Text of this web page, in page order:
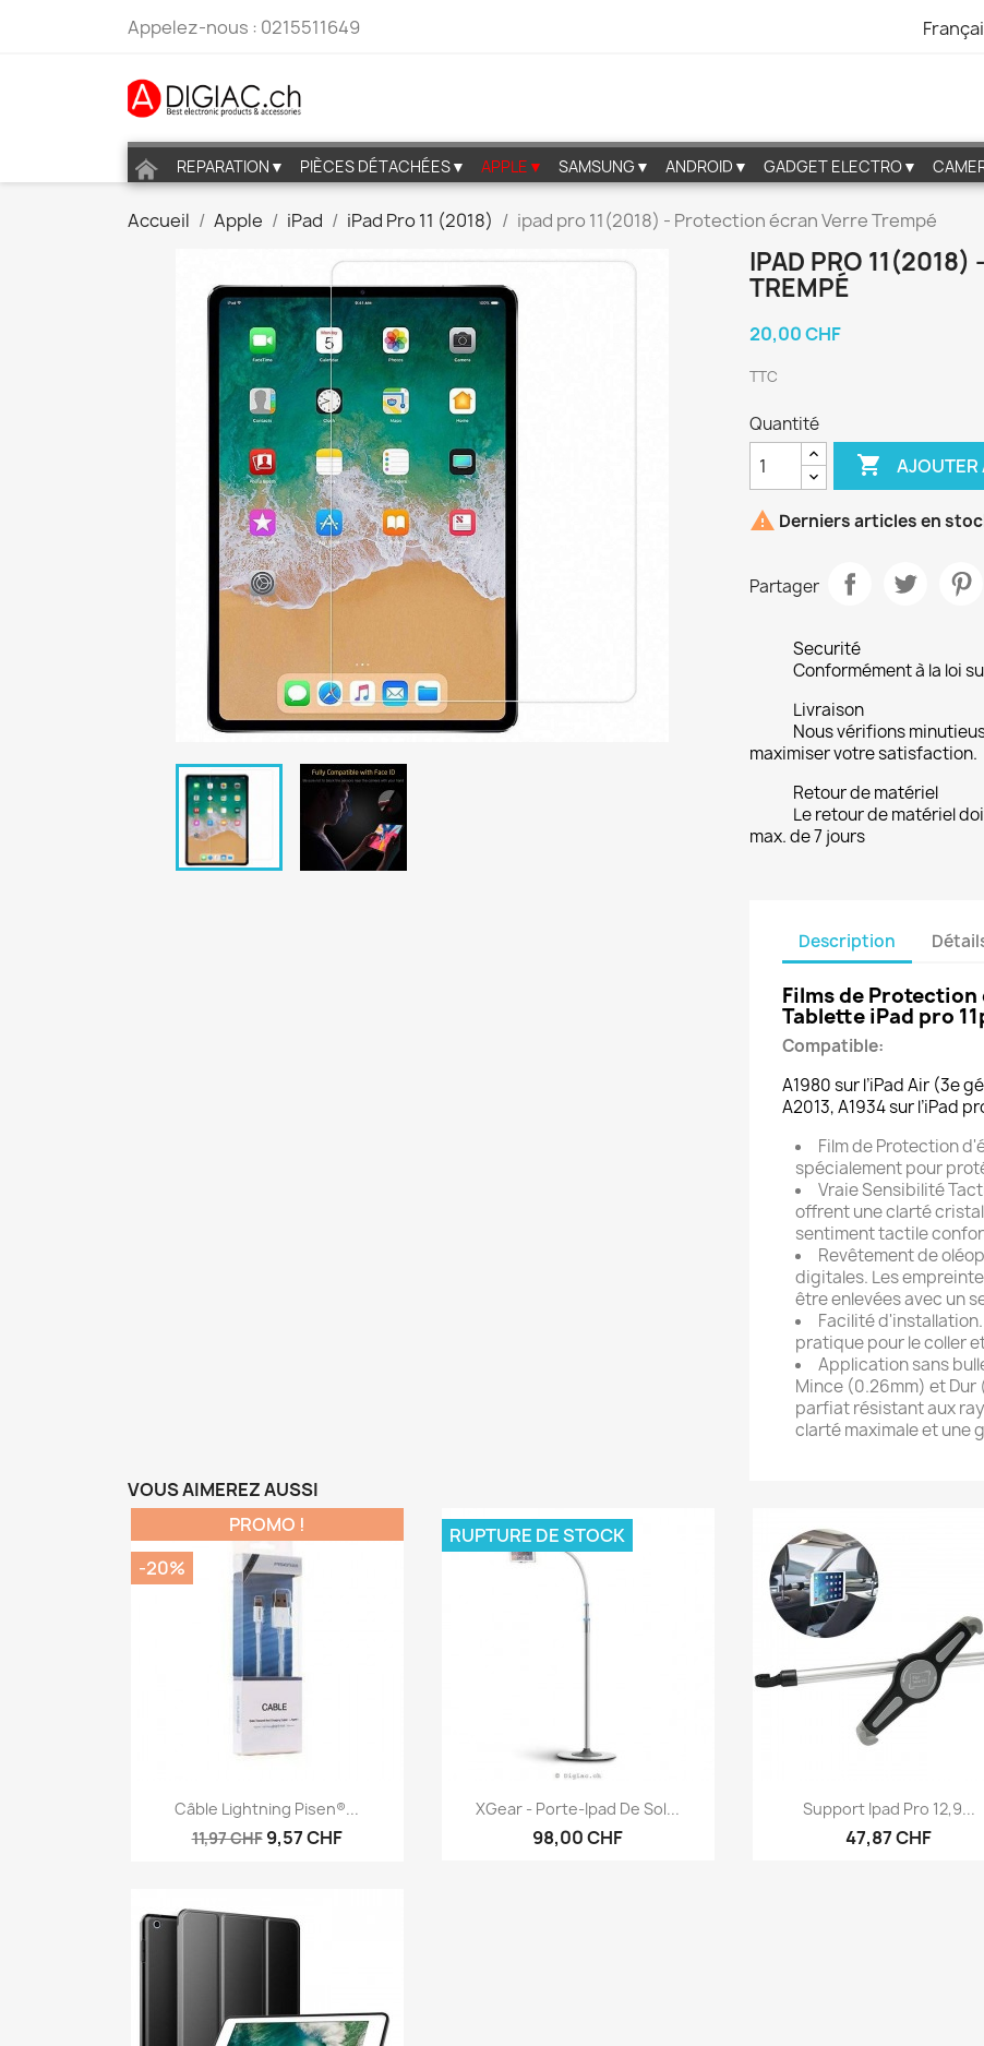
Appelez-nous : 0215511649
REPARATION▼ PIÈCES DÉTACHÉES▼ APPLE▼ SAMSUNG▼ ANDROID▼ GADGET ELECTRO▼
Accueil Apple iPad iPad Pro 11 (2018) ipad pro 11(2018) - Protection écran Verre Trempé
IPAD PRO 11(2018)
TREMPÉ
20,00 CHF
TTC
Quantité
 AJOUTER
 Derniers articles en
Partager
Securité
Conformément à la loi
Livraison
Nous vérifions
maximiser votre satisfaction.
Retour de matériel
Le retour de matériel
max. de 7 jours
Description
Films de
Tablette iPad pro
Compatible:
A1980 sur l’iPad Air (3e
A2013, A1934 sur l’iPad
Film de Protection
spécialement pour
Vraie Sensibilité
offrent une clarté
sentiment tactile
Revêtement de
digitales. Les
être enlevées avec un
Facilité
pratique pour le coller
Application sans
Mince (0.26mm) et
parfiat résistant aux
clarté maximale et une
VOUS AIMEREZ AUSSI
 Aperçu rapide
Câble Lightning Pisen®...
11,97 CHF 9,57 CHF
PROMO !
-20%
Aperçu rapide
XGear - Porte-Ipad De Sol...
98,00 CHF
RUPTURE DE STOCK
Aperçu rapide
Support Ipad Pro 12,9...
47,87 CHF